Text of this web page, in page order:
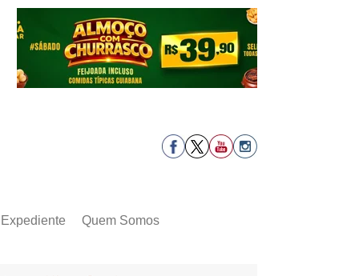
Expediente Quem Somos